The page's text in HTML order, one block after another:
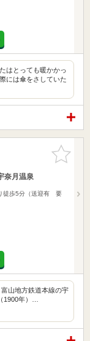
はとっても暖かかっ
には傘をさしていた
お気に入
りに追加
奈月温泉
徒歩5分（送迎有 要
山地方鉄道本線の宇
1900年）…